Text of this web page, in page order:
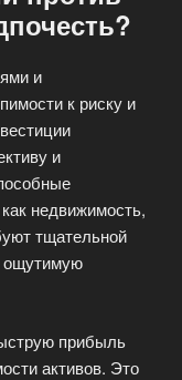
и
к риску и
и
недвижимость,
тщательной
ощутимую
прибыль
активов. Это